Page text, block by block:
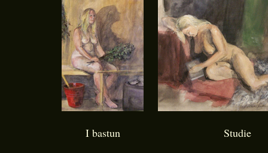
I bastun Studie